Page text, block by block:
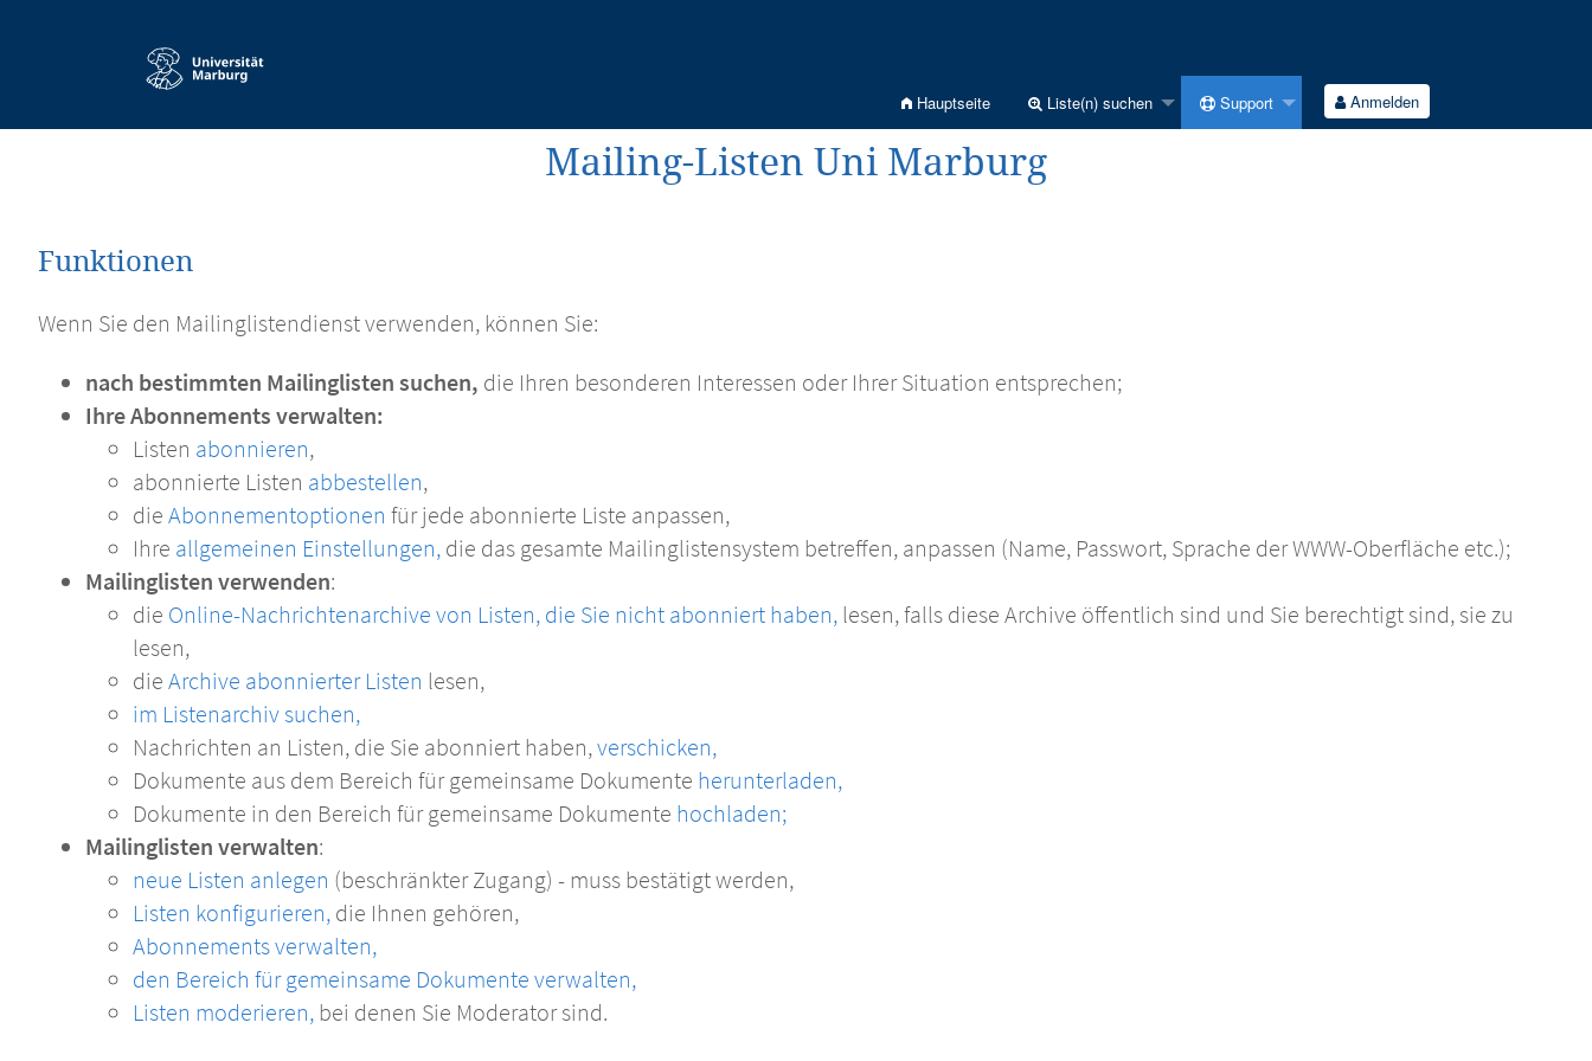
Hauptseite Liste(n) suchen Support Anmelden
Mailing-Listen Uni Marburg
Funktionen
Wenn Sie den Mailinglistendienst verwenden, können Sie:
nach bestimmten Mailinglisten suchen, die Ihren besonderen Interessen oder Ihrer Situation entsprechen;
Ihre Abonnements verwalten:
Listen abonnieren,
abonnierte Listen abbestellen,
die Abonnementoptionen für jede abonnierte Liste anpassen,
Ihre allgemeinen Einstellungen, die das gesamte Mailinglistensystem betreffen, anpassen (Name, Passwort, Sprache der WWW-Oberfläche etc.);
Mailinglisten verwenden:
die Online-Nachrichtenarchive von Listen, die Sie nicht abonniert haben, lesen, falls diese Archive öffentlich sind und Sie berechtigt sind, sie zu
lesen,
die Archive abonnierter Listen lesen,
im Listenarchiv suchen,
Nachrichten an Listen, die Sie abonniert haben,verschicken,
Dokumente aus dem Bereich für gemeinsame Dokumente herunterladen,
Dokumente in den Bereich für gemeinsame Dokumente hochladen;
Mailinglisten verwalten:
neue Listen anlegen (beschränkter Zugang) - muss bestätigt werden,
Listen konfigurieren, die Ihnen gehören,
Abonnements verwalten,
den Bereich für gemeinsame Dokumente verwalten,
Listen moderieren, bei denen Sie Moderator sind.